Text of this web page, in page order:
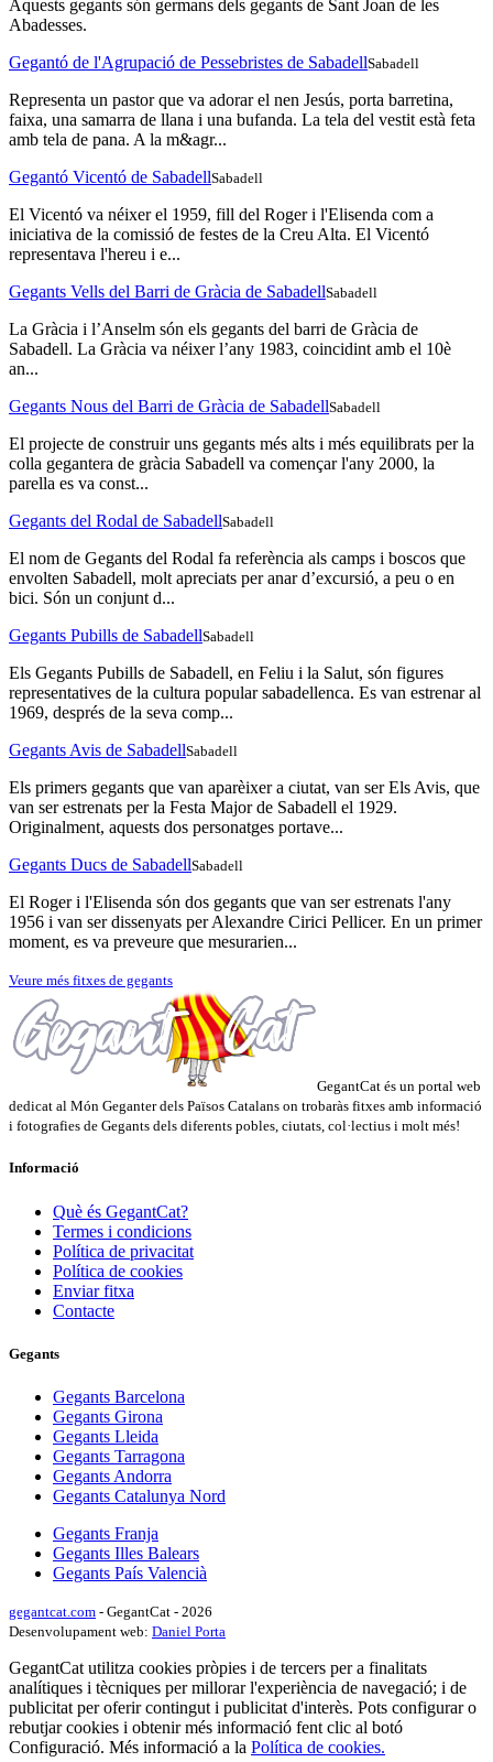
Aquests gegants són germans dels gegants de Sant Joan de les
Abadesses.
Gegantó de l'Agrupació de Pessebristes de SabadellSabadell
Representa un pastor que va adorar el nen Jesús, porta barretina,
faixa, una samarra de llana i una bufanda. La tela del vestit està feta
amb tela de pana. A la m&agr...
Gegantó Vicentó de SabadellSabadell
El Vicentó va néixer el 1959, fill del Roger i l'Elisenda com a
iniciativa de la comissió de festes de la Creu Alta. El Vicentó
representava l'hereu i e...
Gegants Vells del Barri de Gràcia de SabadellSabadell
La Gràcia i l’Anselm són els gegants del barri de Gràcia de
Sabadell. La Gràcia va néixer l’any 1983, coincidint amb el 10è
an...
Gegants Nous del Barri de Gràcia de SabadellSabadell
El projecte de construir uns gegants més alts i més equilibrats per la
colla gegantera de gràcia Sabadell va començar l'any 2000, la
parella es va const...
Gegants del Rodal de SabadellSabadell
El nom de Gegants del Rodal fa referència als camps i boscos que
envolten Sabadell, molt apreciats per anar d’excursió, a peu o en
bici. Són un conjunt d...
Gegants Pubills de SabadellSabadell
Els Gegants Pubills de Sabadell, en Feliu i la Salut, són figures
representatives de la cultura popular sabadellenca. Es van estrenar al
1969, després de la seva comp...
Gegants Avis de SabadellSabadell
Els primers gegants que van aparèixer a ciutat, van ser Els Avis, que
van ser estrenats per la Festa Major de Sabadell el 1929.
Originalment, aquests dos personatges portave...
Gegants Ducs de SabadellSabadell
El Roger i l'Elisenda són dos gegants que van ser estrenats l'any
1956 i van ser dissenyats per Alexandre Cirici Pellicer. En un primer
moment, es va preveure que mesurarien...
Veure més fitxes de gegants
GegantCat és un portal web
dedicat al Món Geganter dels Països Catalans on trobaràs fitxes amb informació
i fotografies de Gegants dels diferents pobles, ciutats, col·lectius i molt més!
Informació
Què és GegantCat?
Termes i condicions
Política de privacitat
Política de cookies
Enviar fitxa
Contacte
Gegants
Gegants Barcelona
Gegants Girona
Gegants Lleida
Gegants Tarragona
Gegants Andorra
Gegants Catalunya Nord
Gegants Franja
Gegants Illes Balears
Gegants País Valencià
gegantcat.com - GegantCat - 2026
Desenvolupament web: Daniel Porta
GegantCat utilitza cookies pròpies i de tercers per a finalitats
analítiques i tècniques per millorar l'experiència de navegació; i de
publicitat per oferir contingut i publicitat d'interès. Pots configurar o
rebutjar cookies i obtenir més informació fent clic al botó
Configuració. Més informació a la Política de cookies.